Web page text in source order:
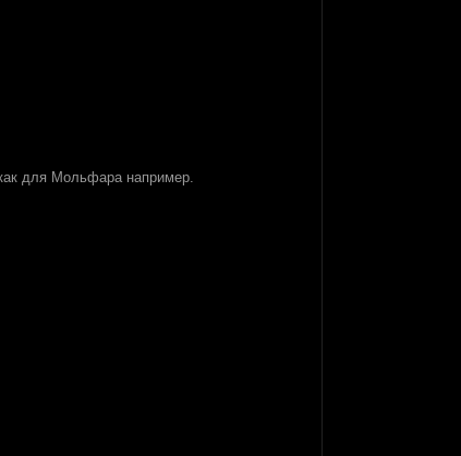
для Мольфара например.